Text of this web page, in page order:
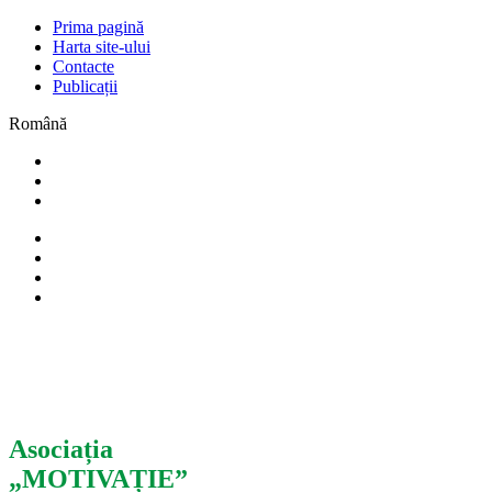
Prima pagină
Harta site-ului
Contacte
Publicații
Română
Asociația
„MOTIVAȚIE”